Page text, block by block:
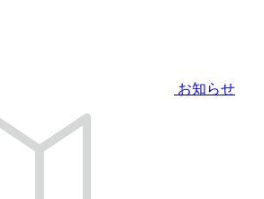
お知らせ